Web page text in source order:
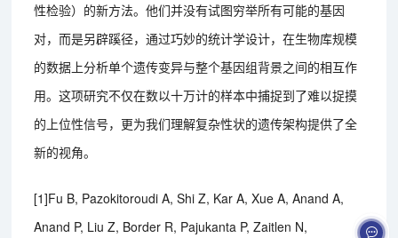
性检验）的新方法。他们并没有试图穷举所有可能的基因
对，而是另辟蹊径，通过巧妙的统计学设计，在生物库规模
的数据上分析单个遗传变异与整个基因组背景之间的相互作
用。这项研究不仅在数以十万计的样本中捕捉到了难以捉摸
的上位性信号，更为我们理解复杂性状的遗传架构提供了全
新的视角。
[1]Fu B, Pazokitoroudi A, Shi Z, Kar A, Xue A, Anand A,
Anand P, Liu Z, Border R, Pajukanta P, Zaitlen N,